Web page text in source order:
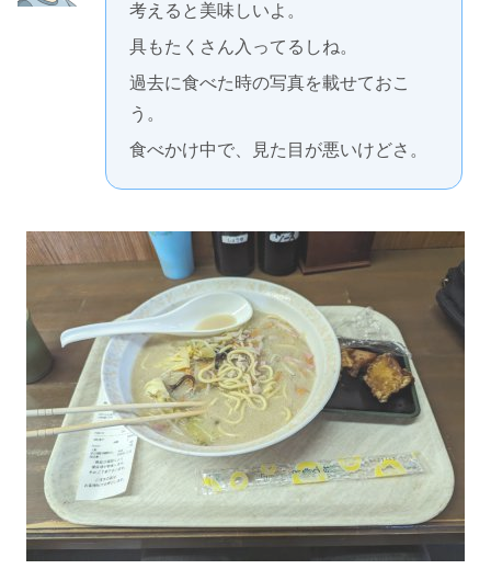
考えると美味しいよ。
具もたくさん入ってるしね。
過去に食べた時の写真を載せておこ
う。
食べかけ中で、見た目が悪いけどさ。